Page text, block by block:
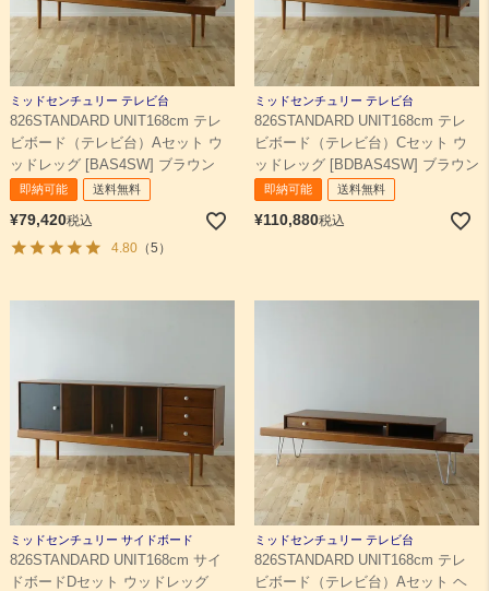
ミッドセンチュリー テレビ台
826STANDARD UNIT168cm テレ
ビボード（テレビ台）Aセット ウ
ッドレッグ [BAS4SW] ブラウン
即納可能 送料無料
¥79,420税込
4.80（5）
ミッドセンチュリー テレビ台
826STANDARD UNIT168cm テレ
ビボード（テレビ台）Cセット ウ
ッドレッグ [BDBAS4SW] ブラウン
即納可能 送料無料
¥110,880税込
ミッドセンチュリー サイドボード
826STANDARD UNIT168cm サイ
ドボードDセット ウッドレッグ
ミッドセンチュリー テレビ台
826STANDARD UNIT168cm テレ
ビボード（テレビ台）Aセット ヘ